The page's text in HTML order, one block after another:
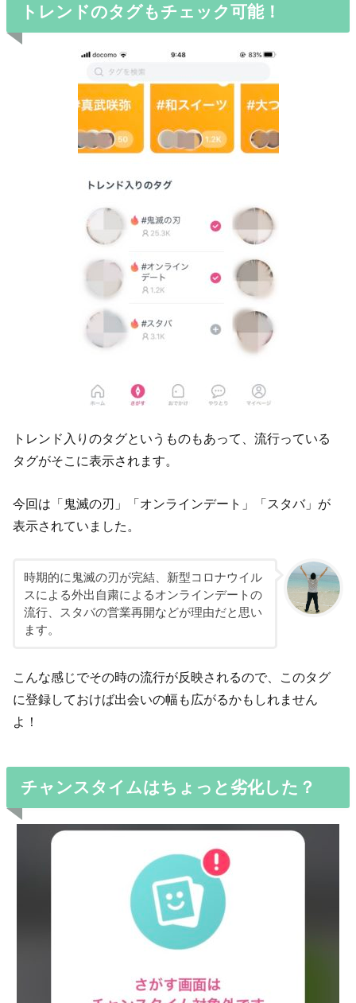
トレンドのタグもチェック可能！
トレンド入りのタグというものもあって、流行っている
タグがそこに表示されます。
今回は「鬼滅の刃」「オンラインデート」「スタバ」が
表示されていました。
時期的に鬼滅の刃が完結、新型コロナウイル
スによる外出自粛によるオンラインデートの
流行、スタバの営業再開などが理由だと思い
ます。
こんな感じでその時の流行が反映されるので、このタグ
に登録しておけば出会いの幅も広がるかもしれません
よ！
チャンスタイムはちょっと劣化した？